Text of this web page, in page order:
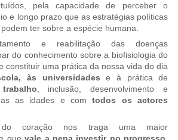
pela capacidade de perceber o
e longo prazo que as estratégias políticas
ter sobre a espécie humana.
e reabilitação das doenças
do conhecimento sobre a biofisiologia do
constituir uma prática da nossa vida do dia
às universidades e à prática de
trabalho , inclusão, desenvolvimento e
as idades e comtodos os actores
coração nos traga uma maior